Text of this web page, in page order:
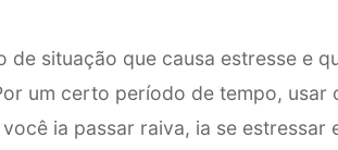
de situação que causa estresse e
um certo período de tempo, usar
ia passar raiva, ia se